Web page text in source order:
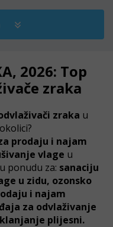
2026: Top
zraka
zraka u
prodaju i najam
vlage u
ponudu za: sanaciju
u zidu, ozonsko
i najam
za odvlaživanje
plijesni.